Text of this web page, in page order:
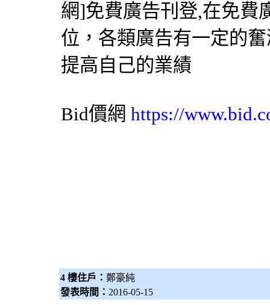
網]免費廣告刊登,在免費
位，各類廣告有一定的
提高自己的業績
Bid價網 https://
4 樓住戶： 鄭豪純
發表時間： 2016-05-15